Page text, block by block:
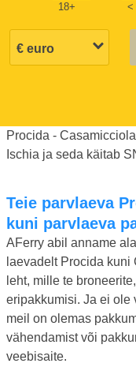
18+ <
Procida -
Ischia ja seda käitab
Teie parvlaeva Procida Casamicciola Terme
kuni parvlaeva
AFerry abil anname
laevadelt Procida
leht, mille te
eripakkumisi. Ja ei ole
meil on olemas
vähendamist või
veebisaite.